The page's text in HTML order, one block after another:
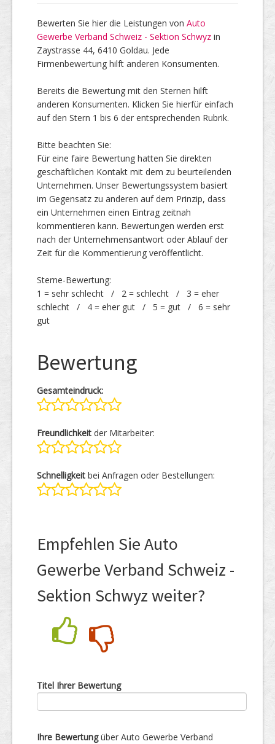
Bewerten Sie hier die Leistungen von Auto
Gewerbe Verband Schweiz - Sektion Schwyz in
Zaystrasse 44, 6410 Goldau. Jede
Firmenbewertung hilft anderen Konsumenten.
Bereits die Bewertung mit den Sternen hilft
anderen Konsumenten. Klicken Sie hierfür einfach
auf den Stern 1 bis 6 der entsprechenden Rubrik.
Bitte beachten Sie:
Für eine faire Bewertung hatten Sie direkten
geschäftlichen Kontakt mit dem zu beurteilenden
Unternehmen. Unser Bewertungssystem basiert
im Gegensatz zu anderen auf dem Prinzip, dass
ein Unternehmen einen Eintrag zeitnah
kommentieren kann. Bewertungen werden erst
nach der Unternehmensantwort oder Ablauf der
Zeit für die Kommentierung veröffentlicht.
Sterne-Bewertung:
1 = sehr schlecht / 2 = schlecht / 3 = eher
schlecht / 4 = eher gut / 5 = gut / 6 = sehr
gut
Bewertung
Gesamteindruck:
Freundlichkeit der Mitarbeiter:
Schnelligkeit bei Anfragen oder Bestellungen:
Empfehlen Sie Auto
Gewerbe Verband Schweiz -
Sektion Schwyz weiter?
Titel Ihrer Bewertung
Ihre Bewertungüber Auto Gewerbe Verband